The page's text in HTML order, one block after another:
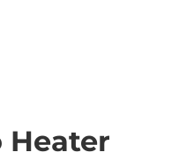
Heater